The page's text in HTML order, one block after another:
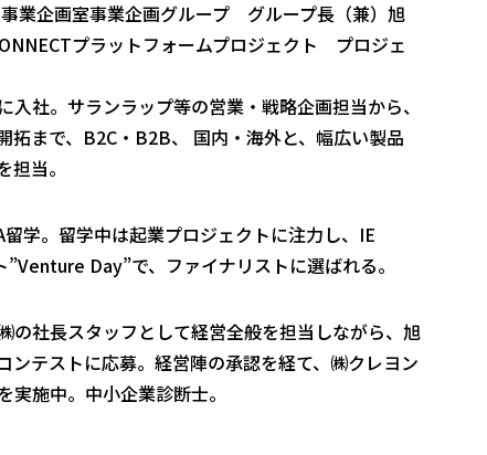
業企画室事業企画グループ グループ長（兼）旭
プラットフォームプロジェクト プロジェ
社。サランラップ等の営業・戦略企画担当から、
拓まで、B2C・B2B、 国内・海外と、幅広い製品
当。
学。留学中は起業プロジェクトに注力し、IE
Day”で、ファイナリストに選ばれる。
の社長スタッフとして経営全般を担当しながら、旭
ンテストに応募。経営陣の承認を経て、㈱クレヨン
施中。中小企業診断士。